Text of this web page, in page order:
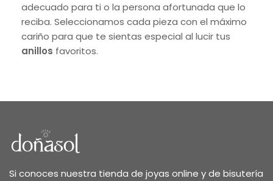
adecuado para ti o la persona afortunada que lo
reciba. Seleccionamos cada pieza con el máximo
cariño para que te sientas especial al lucir tus
anillos favoritos.
Si conoces nuestra tienda de joyas online y de bisutería